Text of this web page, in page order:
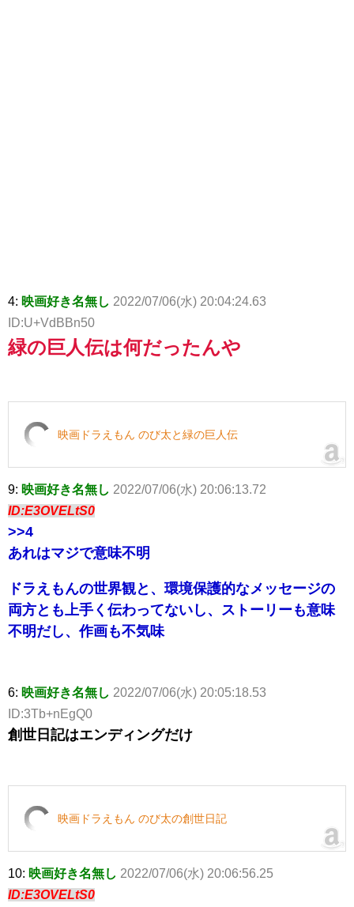
4: 映画好き名無し 2022/07/06(水) 20:04:24.63
ID:U+VdBBn50
緑の巨人伝は何だったんや
映画ドラえもん のび太と緑の巨人伝
9: 映画好き名無し 2022/07/06(水) 20:06:13.72
ID:E3OVELtS0
>>4
あれはマジで意味不明
ドラえもんの世界観と、環境保護的なメッセージの
両方とも上手く伝わってないし、ストーリーも意味
不明だし、作画も不気味
6: 映画好き名無し 2022/07/06(水) 20:05:18.53
ID:3Tb+nEgQ0
創世日記はエンディングだけ
映画ドラえもん のび太の創世日記
10: 映画好き名無し 2022/07/06(水) 20:06:56.25
ID:E3OVELtS0